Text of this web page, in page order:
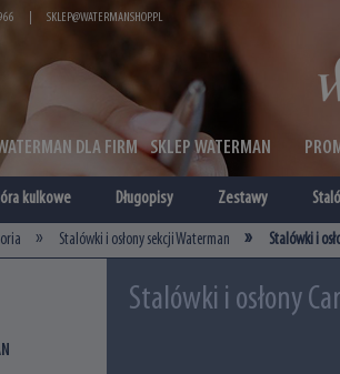
SKLEP@WATERMANSHOP.PL
DLA FIRM SKLEP WATERMAN
kulkowe Długopisy Zestawy
» Stalówki i osłony sekcji Waterman » Stalówki i
Stalówki i osłony